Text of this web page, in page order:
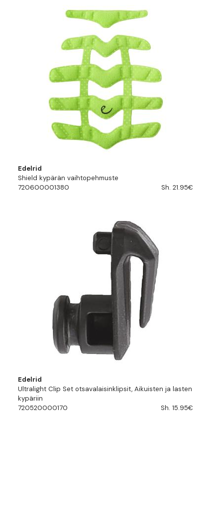
Edelrid
Shield kypärän vaihtopehmuste
720600001380
Sh. 21.95€
Edelrid
Ultralight Clip Set otsavalaisinklipsit, Aikuisten ja lasten
kypäriin
720520000170
Sh. 15.95€